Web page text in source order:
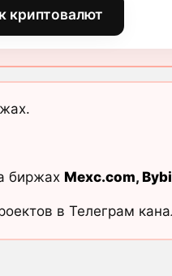
криптовалют
биржах Mexc.com,
в Телеграм